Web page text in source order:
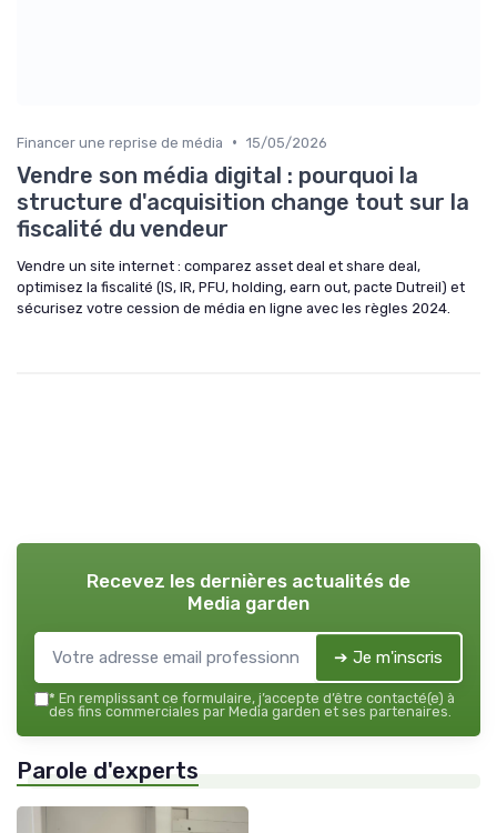
Financer une reprise de média • 15/05/2026
Vendre son média digital : pourquoi la
structure d'acquisition change tout sur la
fiscalité du vendeur
Vendre un site internet : comparez asset deal et share deal,
optimisez la fiscalité (IS, IR, PFU, holding, earn out, pacte Dutreil) et
sécurisez votre cession de média en ligne avec les règles 2024.
Recevez les dernières actualités de
Media garden
➔ Je m'inscris
* En remplissant ce formulaire, j’accepte d’être contacté(e) à
des fins commerciales par Media garden et ses partenaires.
Parole d'experts